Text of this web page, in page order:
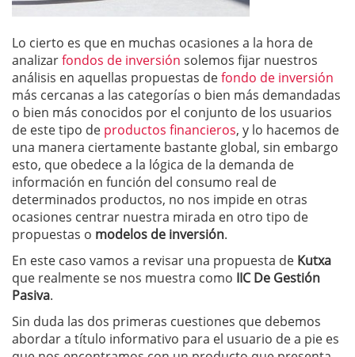
Lo cierto es que en muchas ocasiones a la hora de
analizarfondos de inversión solemos fijar nuestros
análisis en aquellas propuestas defondo de inversión
más cercanas a las categorías o bien más demandadas
o bien más conocidos por el conjunto de los usuarios
de este tipo de productos financieros, y lo hacemos de
una manera ciertamente bastante global, sin embargo
esto, que obedece a la lógica de la demanda de
información en función del consumo real de
determinados productos, no nos impide en otras
ocasiones centrar nuestra mirada en otro tipo de
propuestas o modelos de inversión.
En este caso vamos a revisar una propuesta de Kutxa
que realmente se nos muestra como IIC De Gestión
Pasiva.
Sin duda las dos primeras cuestiones que debemos
abordar a título informativo para el usuario de a pie es